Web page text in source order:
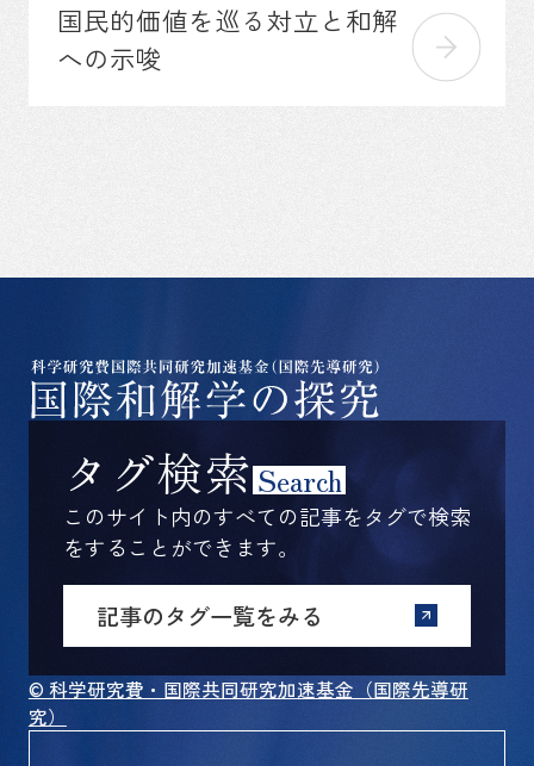
国民的価値を巡る対立と和解
への示唆
© 科学研究費・国際共同研究加速基金（国際先導研
究）
タグ検索Search
このサイト内のすべての記事をタグで検索
をすることができます。
記事のタグ一覧をみる